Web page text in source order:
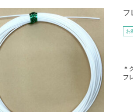
フ
お
＊
フ